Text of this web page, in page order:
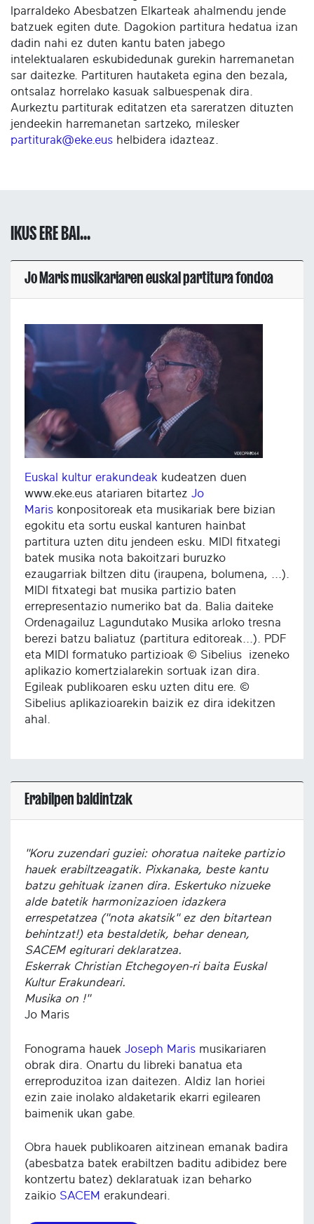
Iparraldeko Abesbatzen Elkarteak ahalmendu jende
batzuek egiten dute. Dagokion partitura hedatua izan
dadin nahi ez duten kantu baten jabego
intelektualaren eskubidedunak gurekin harremanetan
sar daitezke. Partituren hautaketa egina den bezala,
ontsalaz horrelako kasuak salbuespenak dira.
Aurkeztu partiturak editatzen eta sareratzen dituzten
jendeekin harremanetan sartzeko, milesker
partiturak@eke.eus helbidera idazteaz.
IKUS ERE BAI...
Jo Maris musikariaren euskal partitura fondoa
Euskal kultur erakundeak kudeatzen duen
www.eke.eus atariaren bitartez Jo
Maris konpositoreak eta musikariak bere bizian
egokitu eta sortu euskal kanturen hainbat
partitura uzten ditu jendeen esku. MIDI fitxategi
batek musika nota bakoitzari buruzko
ezaugarriak biltzen ditu (iraupena, bolumena, ...).
MIDI fitxategi bat musika partizio baten
errepresentazio numeriko bat da. Balia daiteke
Ordenagailuz Lagundutako Musika arloko tresna
berezi batzu baliatuz (partitura editoreak...). PDF
eta MIDI formatuko partizioak © Sibelius izeneko
aplikazio komertzialarekin sortuak izan dira.
Egileak publikoaren esku uzten ditu ere. ©
Sibelius aplikazioarekin baizik ez dira idekitzen
ahal.
Erabilpen baldintzak
"Koru zuzendari guziei: ohoratua naiteke partizio
hauek erabiltzeagatik. Pixkanaka, beste kantu
batzu gehituak izanen dira. Eskertuko nizueke
alde batetik harmonizazioen idazkera
errespetatzea ("nota akatsik" ez den bitartean
behintzat!) eta bestaldetik, behar denean,
SACEM egiturari deklaratzea.
Eskerrak Christian Etchegoyen-ri baita Euskal
Kultur Erakundeari.
Musika on !"
Jo Maris
Fonograma hauek Joseph Maris musikariaren
obrak dira. Onartu du libreki banatua eta
erreproduzitoa izan daitezen. Aldiz lan horiei
ezin zaie inolako aldaketarik ekarri egilearen
baimenik ukan gabe.
Obra hauek publikoaren aitzinean emanak badira
(abesbatza batek erabiltzen baditu adibidez bere
kontzertu batez) deklaratuak izan beharko
zaikio SACEM erakundeari.